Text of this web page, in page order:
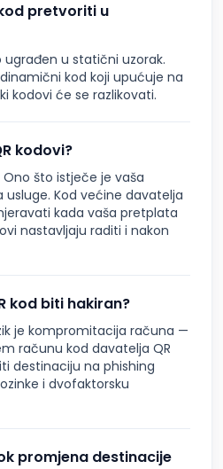
pretvoriti u
ugrađen u statični uzorak.
kod koji upućuje na
kodovi će se razlikovati.
kodovi?
što istječe je vaša
Kod većine davatelja
kada vaša pretplata
nastavljaju raditi i nakon
kod biti hakiran?
je kompromitacija računa —
računu kod davatelja QR
destinaciju na phishing
i dvofaktorsku
promjena destinacije